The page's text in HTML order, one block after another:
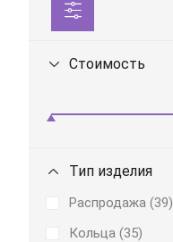
Стоимость
Тип изделия
Распродажа (39)
Кольца (35)